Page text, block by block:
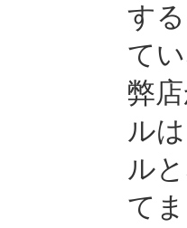
す
て
弊
ル
ル
て